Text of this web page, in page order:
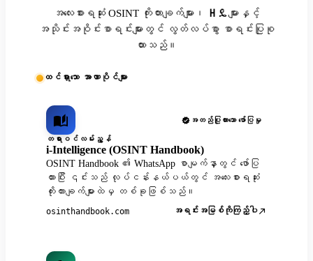
အလေးစားရဆုံး OSINT ကိုးကားချက်များ၊ ዘዴများနှင့်
အသိုင်းအဝိုင်းစာရင်းများတွင် လွတ်လပ်စွာ စာရင်းပြုစု
ထားသည်။
ထင်ရှားသော အာဏာပိုင်များ
အတည်ပြုထားသော ဖော်ပြမှု
တရားဝင်လမ်းညွှန်
i-Intelligence (OSINT Handbook)
OSINT Handbook ၏ WhatsApp စာမျက်နှာတွင် ဖော်ပြ
ထားပြီး ၎င်းသည် လုပ်ငန်းနယ်ပယ်တွင် အလေးစားရဆုံး
ကိုးကားချက်များထဲမှ တစ်ခုဖြစ်သည်။
osinthandbook.com အရင်းအမြစ်ကိုကြည့်ပါ